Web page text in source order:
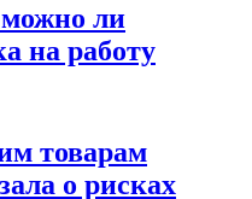
ли
на работу
товарам
о рисках